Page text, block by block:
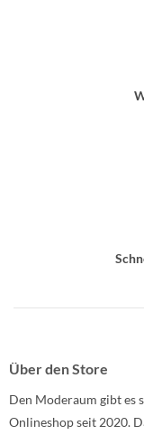
Über den Store
Den Moderaum gibt es
Onlineshop seit 2020.